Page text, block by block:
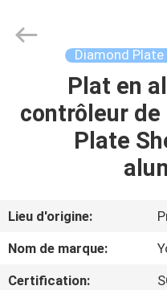
MAISON
PRODUITS
SUJET
DE
NOUS
Yongsheng
Aluminum
Diamond
Plat en
contrôleur de
Plate
Lieu d'origine:
Nom de marque:
Certification: